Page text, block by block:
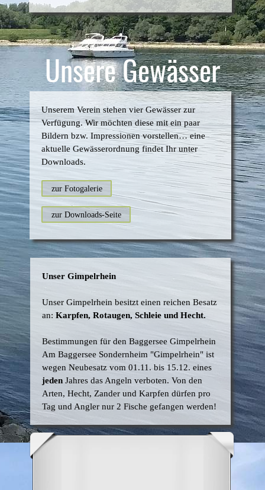
Unsere Gewässer
Unserem Verein stehen vier Gewässer zur
Verfügung. Wir möchten diese mit ein paar
Bildern bzw. Impressionen vorstellen… eine
aktuelle Gewässerordnung findet Ihr unter
Downloads.
zur Fotogalerie
zur Downloads-Seite
Unser Gimpelrhein
UnserGimpelrhein besitzt einen reichen Besatz
an: Karpfen, Rotaugen, Schleie und Hecht.
Bestimmungen für den Baggersee Gimpelrhein
Am Baggersee Sondernheim "Gimpelrhein" ist
wegen Neubesatz vom01.11. bis 15.12. eines
jeden Jahres das Angeln verboten. Von den
Arten, Hecht, Zander und Karpfen dürfenpro
Tag und Anglernur 2 Fische gefangen werden!